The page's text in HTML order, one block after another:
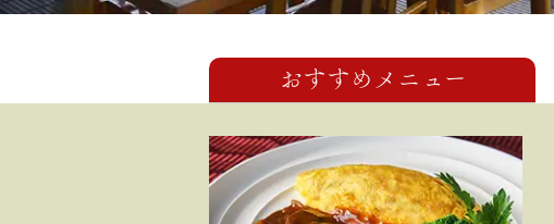
おすすめメニュー